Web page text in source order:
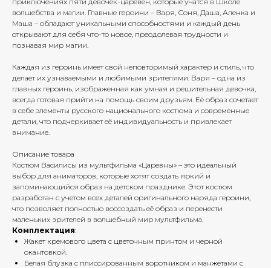
волшебства и магии. Главные героини – Варя, Соня, Даша, Аленка и
Маша – обладают уникальными способностями и каждый день
открывают для себя что-то новое, преодолевая трудности и
познавая мир магии.
Каждая из героинь имеет свой неповторимый характер и стиль, что
делает их узнаваемыми и любимыми зрителями. Варя – одна из
главных героинь, изображенная как умная и решительная девочка,
всегда готовая прийти на помощь своим друзьям. Её образ сочетает
в себе элементы русского национального костюма и современные
детали, что подчеркивает её индивидуальность и привлекает
внимание.
Описание товара
Костюм Василисы из мультфильма «Царевны» – это идеальный
выбор для аниматоров, которые хотят создать яркий и
запоминающийся образ на детском празднике. Этот костюм
разработан с учетом всех деталей оригинального наряда героини,
что позволяет полностью воссоздать её образ и перенести
маленьких зрителей в волшебный мир мультфильма.
Комплектация:
Жакет кремового цвета с цветочным принтом и черной
окантовкой.
Белая блузка с плиссированным воротником и манжетами с